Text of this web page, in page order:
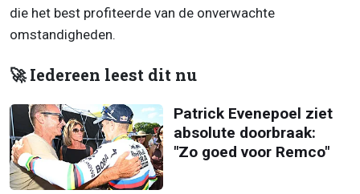
die het best profiteerde van de onverwachte
omstandigheden.
🚀 Iedereen leest dit nu
Patrick Evenepoel ziet
absolute doorbraak:
"Zo goed voor Remco"